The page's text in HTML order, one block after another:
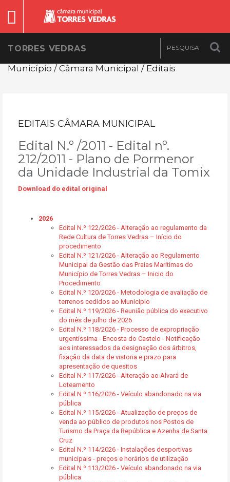
TORRES VEDRAS
Município / Câmara Municipal / Editais
EDITAIS CÂMARA MUNICIPAL
Edital N.º /2011 - Edital nº.
212/2011 - Plano de Pormenor
da Unidade Industrial da Tomix
Download do edital original
2026
Edital N.º 122/2026 - Alteração ao regulamento da
Rede Cultura de Torres Vedras – Início do
procedimento
Edital N.º 121/2026 - Alteração ao Regulamento
Municipal da Gestão das Praias Marítimas do
Município de Torres Vedras – Inicio do
Procedimento
Edital N.º 120/2026 - Metodologia de avaliação de
terrenos cedidos ao Município
Edital N.º 119/2026 - Reunião pública do executivo
do mês de julho de 2026
Edital N.º 118/2026 - Processo de expropriação
urgentíssima - Encosta do Castelo - Notificação
aos interessados da designação dos árbitros,
fixação da data de vistoria e prazo para
apresentação de quesitos
Edital N.º 117/2026 - Alteração ao Alvará de
Loteamento
Edital N.º 116/2026 - Veículo abandonado na via
pública
Edital N.º 115/2026 - Atualização de preços de
venda ao público de produtos nos Postos de
Turismo da Praça da República e Azenha de Santa
Cruz
Edital N.º 114/2026 - Instalações desportivas
municipais - preços e horários de utilização
Edital N.º 113/2026 - Veículo abandonado na via
pública